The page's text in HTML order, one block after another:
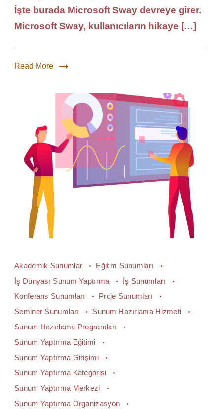
İşte burada Microsoft Sway devreye girer.
Microsoft Sway, kullanıcıların hikaye […]
Read More
Akademik Sunumlar
Eğitim Sunumları
İş Dünyası Sunum Yaptırma
İş Sunumları
Konferans Sunumları
Proje Sunumları
Seminer Sunumları
Sunum Hazırlama Hizmeti
Sunum Hazırlama Programları
Sunum Yaptırma Eğitimi
Sunum Yaptırma Girişimi
Sunum Yaptırma Kategorisi
Sunum Yaptırma Merkezi
Sunum Yaptırma Organizasyon